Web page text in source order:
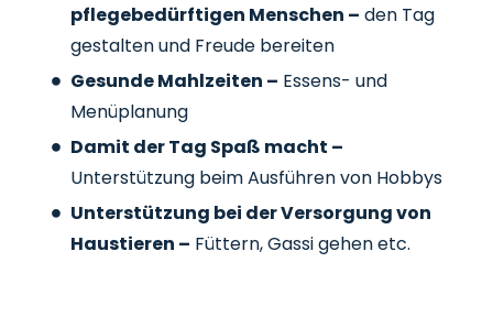
pflegebedürftigen Menschen – den Tag
gestalten und Freude bereiten
Gesunde Mahlzeiten – Essens- und
Menüplanung
Damit der Tag Spaß macht –
Unterstützung beim Ausführen von Hobbys
Unterstützung bei der Versorgung von
Haustieren – Füttern, Gassi gehen etc.